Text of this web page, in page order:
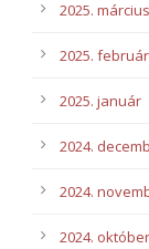
2025. március
2025. február
2025. január
2024.
2024.
2024. október